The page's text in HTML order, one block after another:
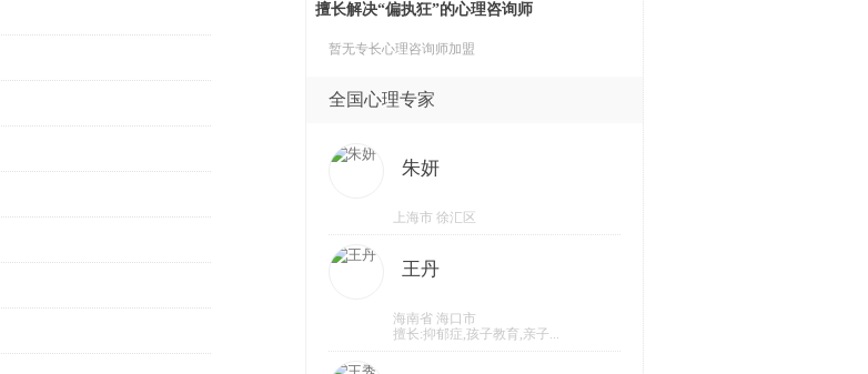
擅长解决“偏执狂”的心理咨询师
暂无专长心理咨询师加盟
全国心理专家
朱妍
上海市 徐汇区
王丹
海南省 海口市
擅长:抑郁症,孩子教育,亲子...